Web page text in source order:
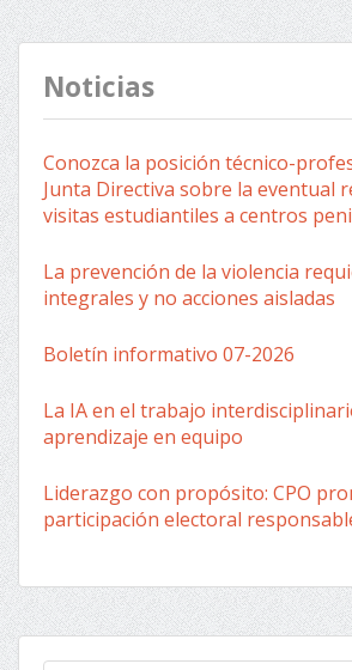
Noticias
Conozca la posición técnico-
Junta Directiva sobre la eventual
visitas estudiantiles a centros
La prevención de la violencia
integrales y no acciones aisladas
Boletín informativo 07-2026
La IA en el trabajo
aprendizaje en equipo
Liderazgo con propósito: CPO
participación electoral